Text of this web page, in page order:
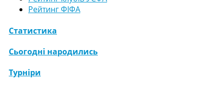
Рейтинг ФІФА
Статистика
Сьогодні народились
Турніри